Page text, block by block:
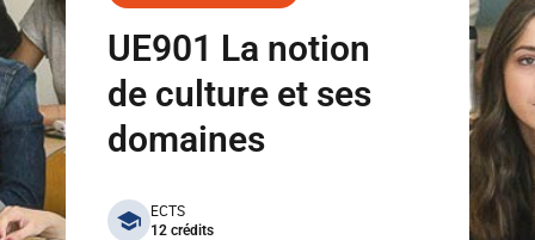
UE901 La notion
de culture et ses
domaines
benefits
ECTS
12 crédits